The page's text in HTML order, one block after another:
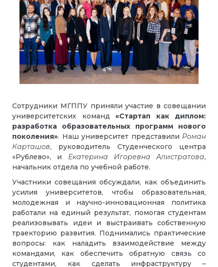
Сотрудники МГППУ приняли участие в совещании
университетских команд «Стартап как диплом:
разработка образовательных программ нового
поколения». Наш университет представили Роман
Карташов, руководитель Студенческого центра
«Рублево», и Екатерина Игоревна Алистратова,
начальник отдела по учебной работе.
Участники совещания обсуждали, как объединить
усилия университетов, чтобы образовательная,
молодежная и научно-инновационная политика
работали на единый результат, помогая студентам
реализовывать идеи и выстраивать собственную
траекторию развития. Поднимались практические
вопросы: как наладить взаимодействие между
командами, как обеспечить обратную связь со
студентами, как сделать инфраструктуру –